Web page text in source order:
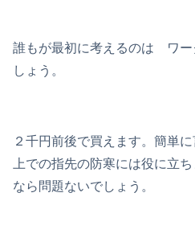
誰もが最初に考えるのは ワー
しょう。
２千円前後で買えます。簡単
上での指先の防寒には役に立
なら問題ないでしょう。